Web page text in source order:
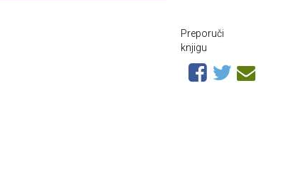
Preporuči
knjigu